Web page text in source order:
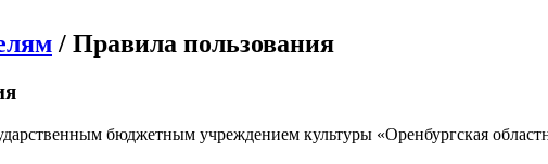
/ Правила пользования
бюджетным учреждением культуры «Оренбургская